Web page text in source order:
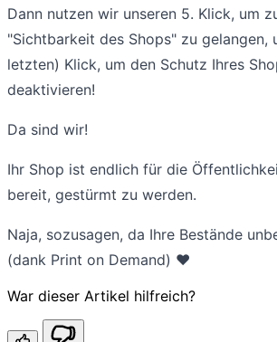
Dann nutzen wir unseren 5. Klick, um
"Sichtbarkeit des Shops" zu gelangen,
letzten) Klick, um den Schutz Ihres
deaktivieren!
Da sind wir!
Ihr Shop ist endlich für die
bereit, gestürmt zu werden.
Naja, sozusagen, da Ihre Bestände
(dank Print on Demand) ❤️
War dieser Artikel hilfreich?